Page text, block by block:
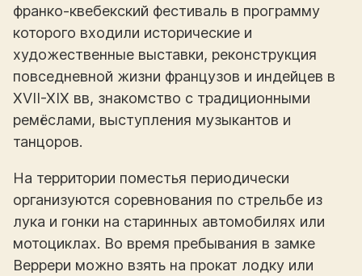
франко-квебекский фестиваль в программу
которого входили исторические и
художественные выставки, реконструкция
повседневной жизни французов и индейцев в
XVII-XIX вв, знакомство с традиционными
ремёслами, выступления музыкантов и
танцоров.
На территории поместья периодически
организуются соревнования по стрельбе из
лука и гонки на старинных автомобилях или
мотоциклах. Во время пребывания в замке
Веррери можно взять на прокат лодку или